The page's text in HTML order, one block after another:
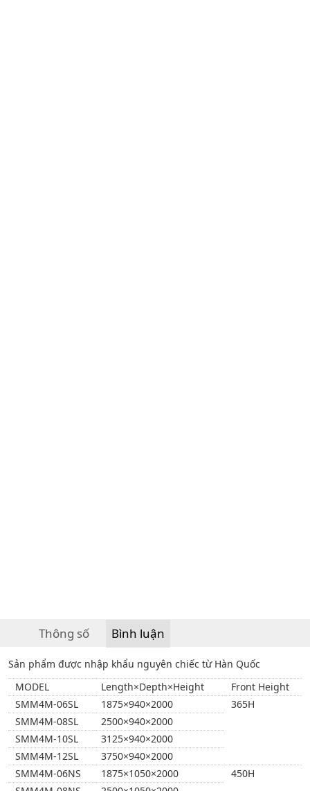
Thông số Bình luận
Sản phẩm được nhập khẩu nguyên chiếc từ Hàn Quốc
MODEL
Length×Depth×Height
Front Height
SMM4M-06SL
1875×940×2000
365H
SMM4M-08SL
2500×940×2000
SMM4M-10SL
3125×940×2000
SMM4M-12SL
3750×940×2000
SMM4M-06NS
1875×1050×2000
450H